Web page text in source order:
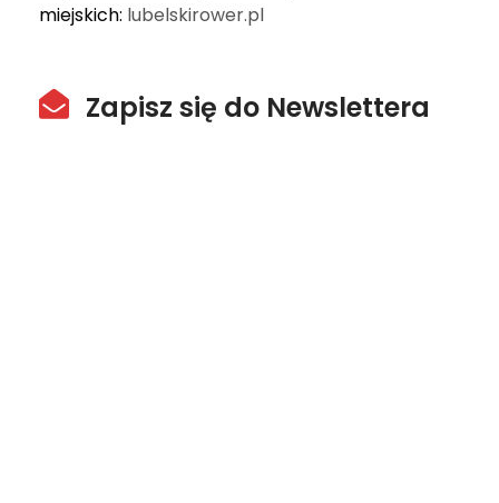
miejskich: lubelskirower.pl
Zapisz się do Newslettera